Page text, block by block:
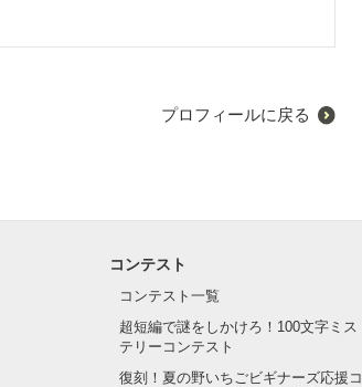
プロフィールに戻る
コンテスト
コンテスト一覧
超短編で謎をしかけろ！100文字ミス
テリーコンテスト
復刻！夏の野いちごビギナーズ応援コ